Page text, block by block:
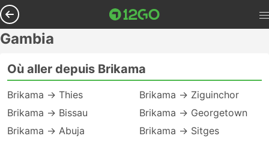
Gambia
Où aller depuis Brikama
Brikama → Thies
Brikama → Bissau
Brikama → Abuja
Brikama → Ziguinchor
Brikama → Georgetown
Brikama → Sitges